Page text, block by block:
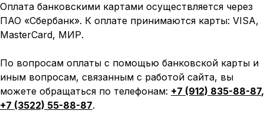
Оплата банковскими картами осуществляется через
ПАО «Сбербанк». К оплате принимаются карты: VISA,
MasterCard, МИР.
По вопросам оплаты с помощью банковской карты и
иным вопросам, связанным с работой сайта, вы
можете обращаться по телефонам: +7 (912) 835-88-87,
+7 (3522) 55-88-87.